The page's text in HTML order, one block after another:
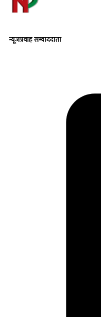
न्यूजप्रवाह सम्वाददाता